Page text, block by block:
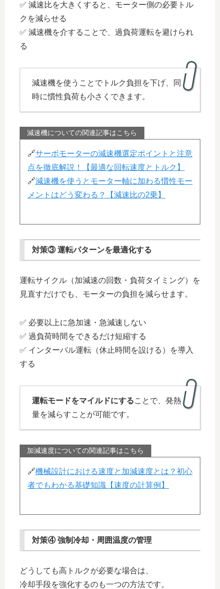
✅ 減速比を大きくすると、モーター側の必要トル
クを減らせる
✅ 減速機を介することで、過負荷運転を避けられ
る
減速機を使うことでトルク負担を下げ、同
時に慣性負荷も小さくできます。
減速機についての関連記事はこちら
🔗サーボモーターの減速機選定ポイントと注意
点を徹底解説！【最適な回転速度とトルク】
🔗減速機を使うとモーター軸に加わる慣性モー
メントはどう変わる？【減速比の2乗】
対策③ 運転パターンを最適化する
運転サイクル（加減速の回数・負荷タイミング）を
見直すだけでも、モーターの負担を減らせます。
✅ 必要以上に急加速・急減速しない
✅ 過負荷時間をできるだけ短縮する
✅ インターバル運転（休止時間を設ける）を導入
する
運転モードをマイルドにすることで、発熱
量を減らすことが可能です。
加減速度についての関連記事はこちら
🔗機械設計における速度と加減速度とは？初心
者でもわかる基礎知識【速度の計算例】
対策④ 強制冷却・周囲温度の管理
どうしても高トルクが必要な場合は、
冷却手段を強化するのも一つの方法です。